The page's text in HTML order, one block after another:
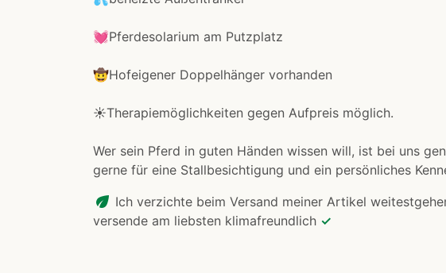
💓Pferdesolarium am Putzplatz
🤠Hofeigener Doppelhänger vorhanden
☀️Therapiemöglichkeiten gegen Aufpreis möglich.
Wer sein Pferd in guten Händen wissen will, ist bei uns
gerne für eine Stallbesichtigung und ein persönliches
eco Ich verzichte beim Versand meiner Artikel
versende am liebsten klimafreundlich ✓